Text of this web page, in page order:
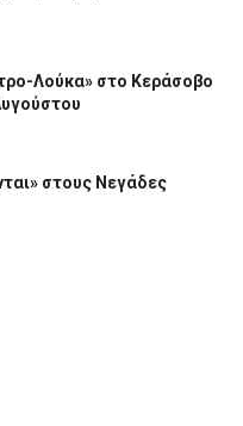
Λούκα» στο Κεράσοβο
στους Νεγάδες